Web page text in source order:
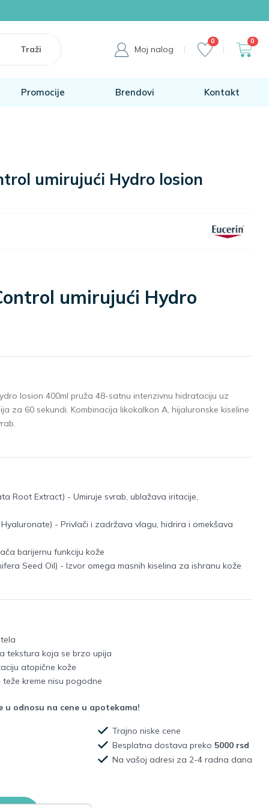
Moj nalog
0 0
Promocije Brendovi Kontakt
umirujući Hydro losion
umirujući Hydro
losion 400ml pruža 48-satnu intenzivnu hidrataciju uz
za 60 sekundi. Kombinacija likokalkon A, hijaluronske kiseline
Root Extract) - Umiruje svrab, ublažava iritacije,
- Privlači i zadržava vlagu, hidrira i omekšava
barijernu funkciju kože
Seed Oil) - Izvor omega masnih kiselina za ishranu kože
tekstura koja se brzo upija
atopične kože
kreme nisu pogodne
odnosu na cene u apotekama!
Trajno niske cene
Besplatna dostava preko 5000 rsd
Na vašoj adresi za 2-4 radna dana